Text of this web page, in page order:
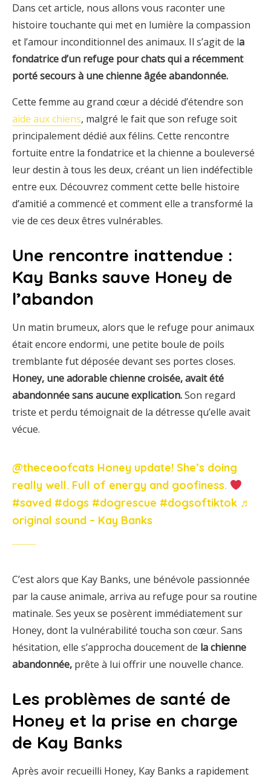
Dans cet article, nous allons vous raconter une
histoire touchante qui met en lumière la compassion
et l’amour inconditionnel des animaux. Il s’agit de la
fondatrice d’un refuge pour chats qui a récemment
porté secours à une chienne âgée abandonnée.
Cette femme au grand cœur a décidé d’étendre son
aide aux chiens, malgré le fait que son refuge soit
principalement dédié aux félins. Cette rencontre
fortuite entre la fondatrice et la chienne a bouleversé
leur destin à tous les deux, créant un lien indéfectible
entre eux. Découvrez comment cette belle histoire
d’amitié a commencé et comment elle a transformé la
vie de ces deux êtres vulnérables.
Une rencontre inattendue :
Kay Banks sauve Honey de
l’abandon
Un matin brumeux, alors que le refuge pour animaux
était encore endormi, une petite boule de poils
tremblante fut déposée devant ses portes closes.
Honey, une adorable chienne croisée, avait été
abandonnée sans aucune explication.Son regard
triste et perdu témoignait de la détresse qu’elle avait
vécue.
@theceoofcats Honey update! She’s doing
really well. Full of energy and goofiness.
#saved #dogs #dogrescue #dogsoftiktok ♬
original sound – Kay Banks
C’est alors que Kay Banks, une bénévole passionnée
par la cause animale, arriva au refuge pour sa routine
matinale. Ses yeux se posèrent immédiatement sur
Honey, dont la vulnérabilité toucha son cœur. Sans
hésitation, elle s’approcha doucement de la chienne
abandonnée, prête à lui offrir une nouvelle chance.
Les problèmes de santé de
Honey et la prise en charge
de Kay Banks
Après avoir recueilli Honey, Kay Banks a rapidement